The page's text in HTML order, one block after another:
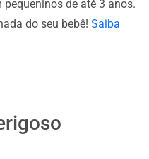
de até 3 anos.
do seu bebê! Saiba